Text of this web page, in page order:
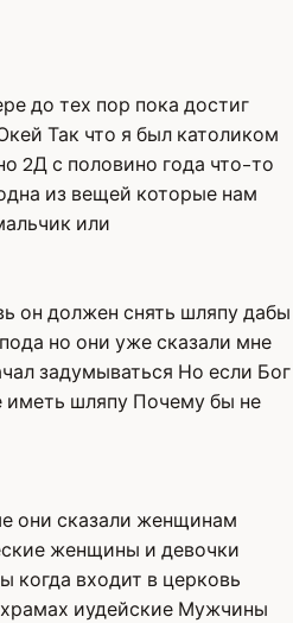
до тех пор пока достиг
Так что я был католиком
2Д с половино года что-то
из вещей которые нам
или
он должен снять шляпу дабы
но они уже сказали мне
задумываться Но если Бог
иметь шляпу Почему бы не
они сказали женщинам
женщины и девочки
когда входит в церковь
иудейские Мужчины